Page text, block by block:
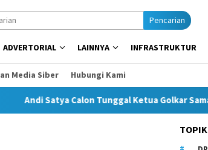
Pencarian
ADVERTORIAL LAINNYA INFRASTRUKTUR
Media Siber Hubungi Kami
Satya Calon Tunggal Ketua Golkar Samarinda,